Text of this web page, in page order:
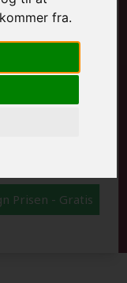
fra.
Prisen - Gratis